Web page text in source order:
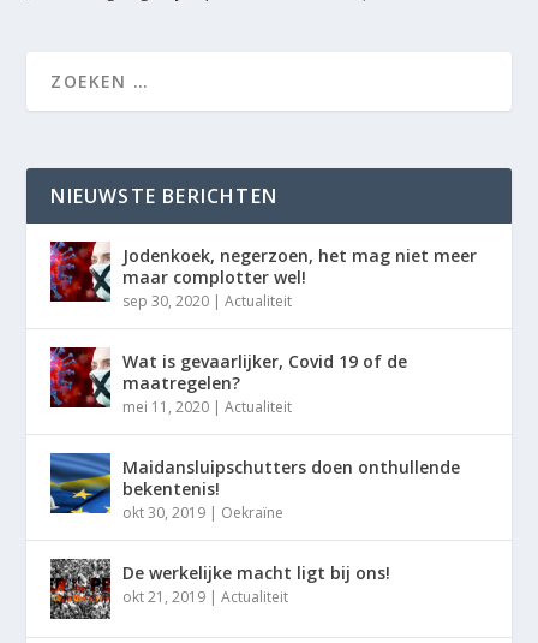
NIEUWSTE BERICHTEN
Jodenkoek, negerzoen, het mag niet meer
maar complotter wel!
sep 30, 2020 |Actualiteit
Wat is gevaarlijker, Covid 19 of de
maatregelen?
mei 11, 2020 |Actualiteit
Maidansluipschutters doen onthullende
bekentenis!
okt 30, 2019 | Oekraïne
De werkelijke macht ligt bij ons!
okt 21, 2019 |Actualiteit